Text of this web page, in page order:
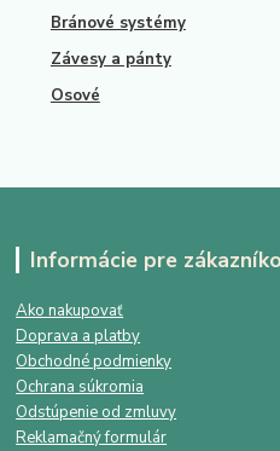
Bránové systémy
Závesy a pánty
Osové
Informácie pre
Ako nakupovať
Doprava a platby
Obchodné podmienky
Ochrana súkromia
Odstúpenie od zmluvy
Reklamačný formulár